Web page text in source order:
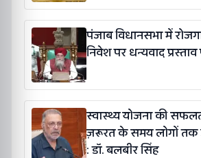
पंजाब विधानसभा में
निवेश पर धन्यवाद प्रस्ताव
स्वास्थ्य योजना की
ज़रूरत के समय लोगों तक
: डॉ. बलबीर सिंह